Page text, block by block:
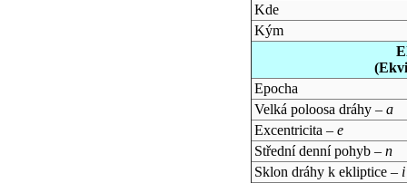
Kde
Kým
Epocha
Velká poloosa dráhy – a
Excentricita – e
Střední denní pohyb – n
Sklon dráhy k ekliptice – i